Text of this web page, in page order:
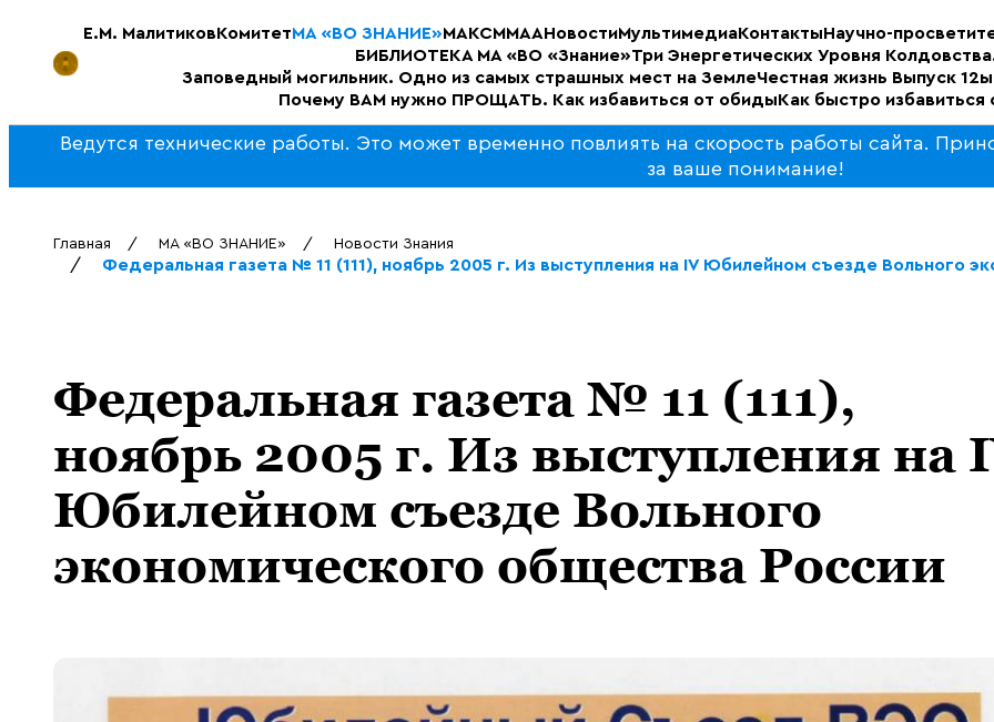
Е.М. МалитиковКомитетМА «ВО ЗНАНИЕ»МАКСММААНовостиМультимедиаКонтактыНаучно-
БИБЛИОТЕКА МА «ВО «Знание»Три Энергетических Уровня
Заповедный могильник. Одно из самых страшных мест на ЗемлеЧестная жизнь Выпуск
Почему ВАМ нужно ПРОЩАТЬ. Как избавиться от обидыКак быстро избавиться
Ведутся технические работы. Это может временно повлиять на скорость работы сайта.
за ваше понимание!
Главная МА «ВО ЗНАНИЕ» Новости Знания
Федеральная газета № 11 (111), ноябрь 2005 г. Из выступления на IV Юбилейном съезде Вольного
Федеральная газета № 11 (111),
ноябрь 2005 г. Из выступления на
Юбилейном съезде Вольного
экономического общества России